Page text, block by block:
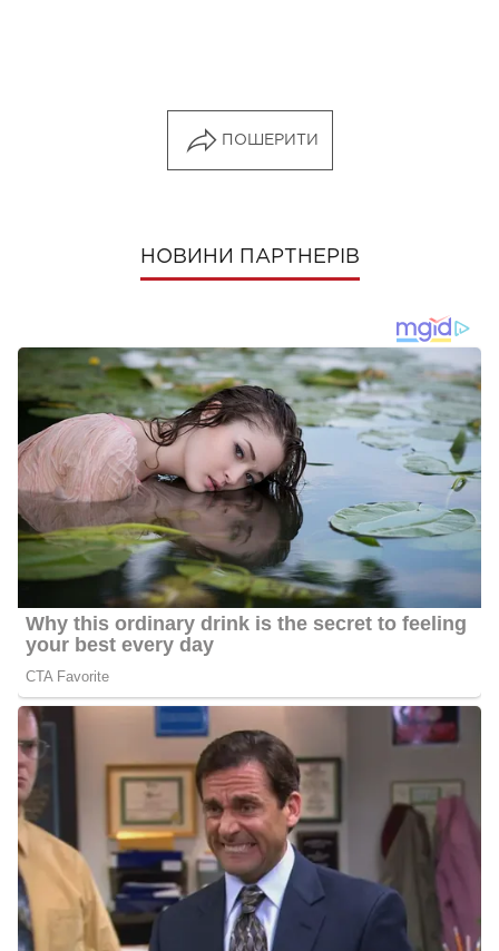
ПОШЕРИТИ
НОВИНИ ПАРТНЕРІВ